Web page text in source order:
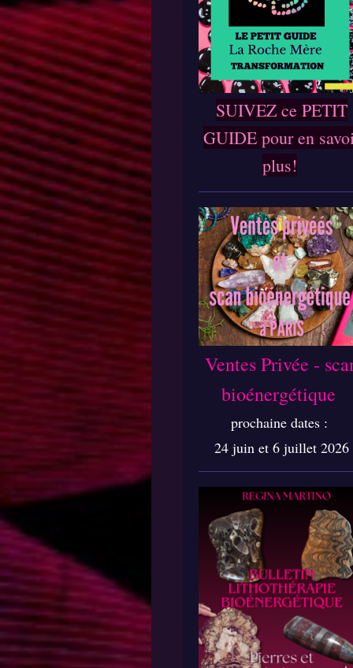
SUIVEZ ce PETIT
GUIDE pour en
plus!
Ventes Privée -
bioénergétique
prochaine dates :
24 juin et 6 juillet 2026